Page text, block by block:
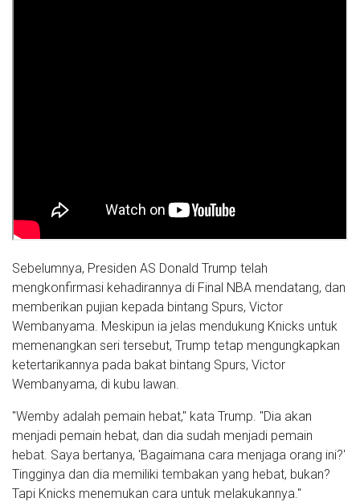
Sebelumnya, Presiden AS Donald Trump telah
mengkonfirmasi kehadirannya di Final NBA mendatang, dan
memberikan pujian kepada bintang Spurs, Victor
Wembanyama. Meskipun ia jelas mendukung Knicks untuk
memenangkan seri tersebut, Trump tetap mengungkapkan
ketertarikannya pada bakat bintang Spurs, Victor
Wembanyama, di kubu lawan.
"Wemby adalah pemain hebat," kata Trump. "Dia akan
menjadi pemain hebat, dan dia sudah menjadi pemain
hebat. Saya bertanya, 'Bagaimana cara menjaga orang ini?'
Tingginya dan dia memiliki tembakan yang hebat, bukan?
Tapi Knicks menemukan cara untuk melakukannya."